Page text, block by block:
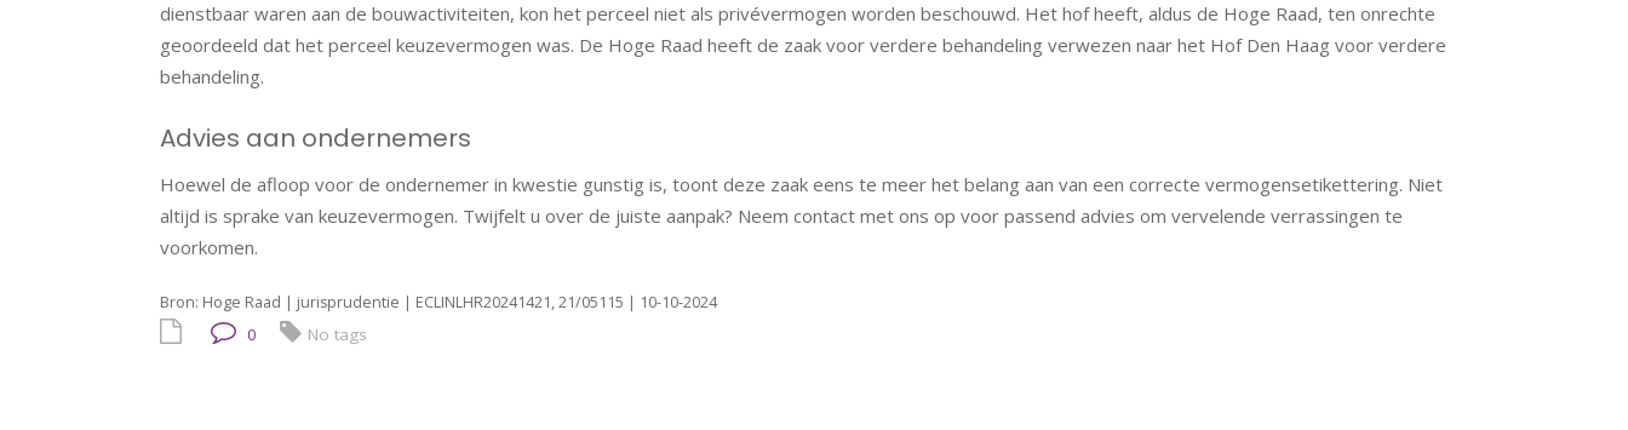
dienstbaar waren aan de bouwactiviteiten, kon het perceel niet als privévermogen worden beschouwd. Het hof heeft, aldus de Hoge Raad, ten onrechte
geoordeeld dat het perceel keuzevermogen was. De Hoge Raad heeft de zaak voor verdere behandeling verwezen naar het Hof Den Haag voor verdere
behandeling.
Advies aan ondernemers
Hoewel de afloop voor de ondernemer in kwestie gunstig is, toont deze zaak eens te meer het belang aan van een correcte vermogensetikettering. Niet
altijd is sprake van keuzevermogen. Twijfelt u over de juiste aanpak? Neem contact met ons op voor passend advies om vervelende verrassingen te
voorkomen.
Bron: Hoge Raad | jurisprudentie | ECLINLHR20241421, 21/05115 | 10-10-2024
0 No tags